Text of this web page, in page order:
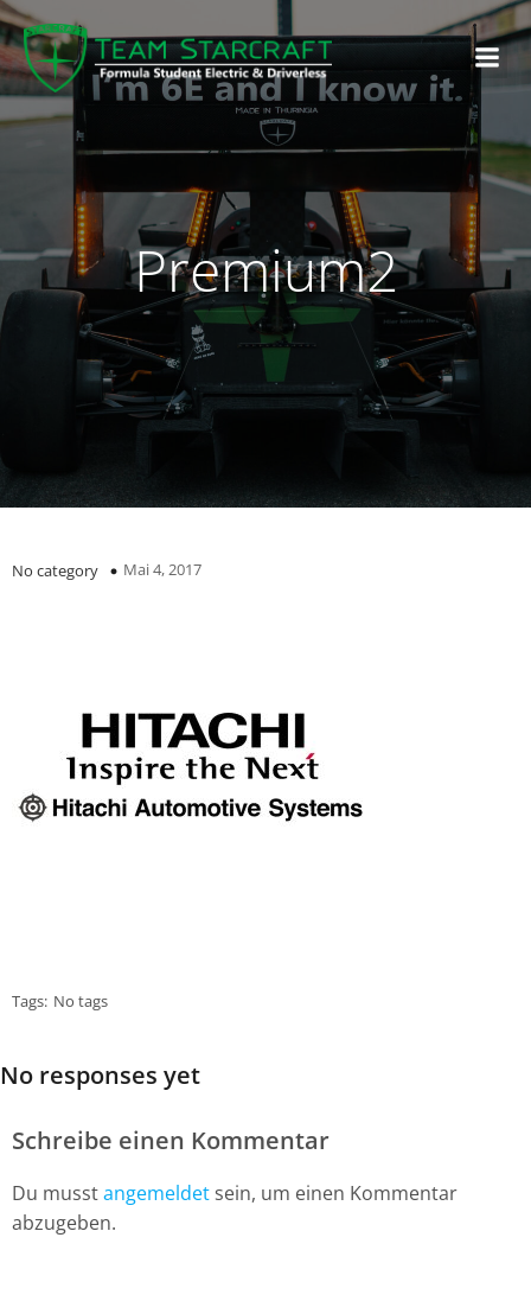
Premium2
No category Mai 4, 2017
Tags: No tags
No responses yet
Schreibe einen Kommentar
Du musstangemeldet sein, um einen Kommentar
abzugeben.